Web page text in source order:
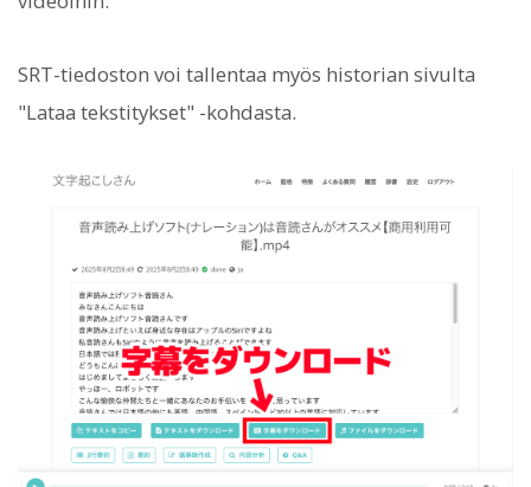
SRT-tiedoston voi tallentaa myös historian sivulta
"Lataa tekstitykset" -kohdasta.